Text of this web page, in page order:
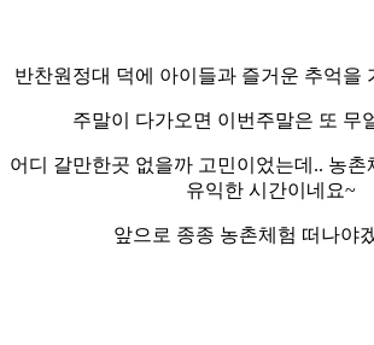
반찬원정대 덕에 아이들과 즐거운 추억을
주말이 다가오면 이번주말은 또 무
어디 갈만한곳 없을까 고민이었는데.. 농촌
유익한 시간이네요~
앞으로 종종 농촌체험 떠나야